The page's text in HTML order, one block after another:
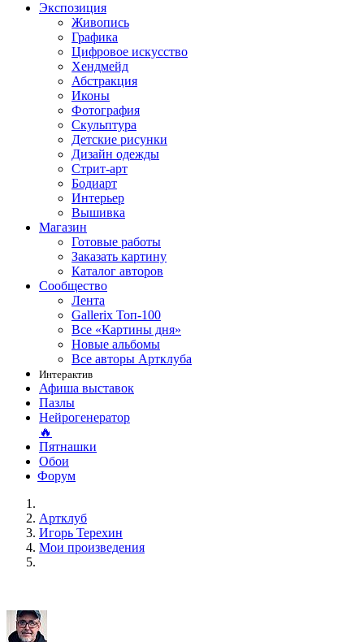
Экспозиция
Живопись
Графика
Цифровое искусство
Хендмейд
Абстракция
Иконы
Фотография
Скульптура
Детские рисунки
Дизайн одежды
Стрит-арт
Бодиарт
Интерьер
Вышивка
Магазин
Готовые работы
Заказать картину
Каталог авторов
Сообщество
Лента
Gallerix Топ-100
Все «Картины дня»
Новые альбомы
Все авторы Артклуба
Интерактив
Афиша выставок
Пазлы
Нейрогенератор
🔥
Пятнашки
Обои
Форум
Артклуб
Игорь Терехин
Мои произведения